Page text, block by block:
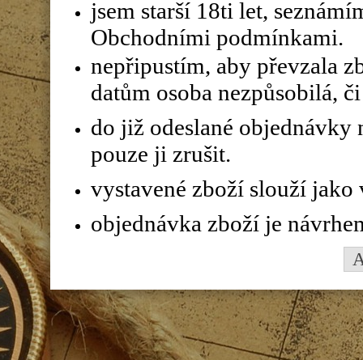
jsem starší 18ti let,
Obchodními podmínkami.
nepřipustím, aby převzala
datům osoba nezpůsobilá,
do již odeslané objednávky
pouze ji zrušit.
vystavené zboží slouží
objednávka zboží je